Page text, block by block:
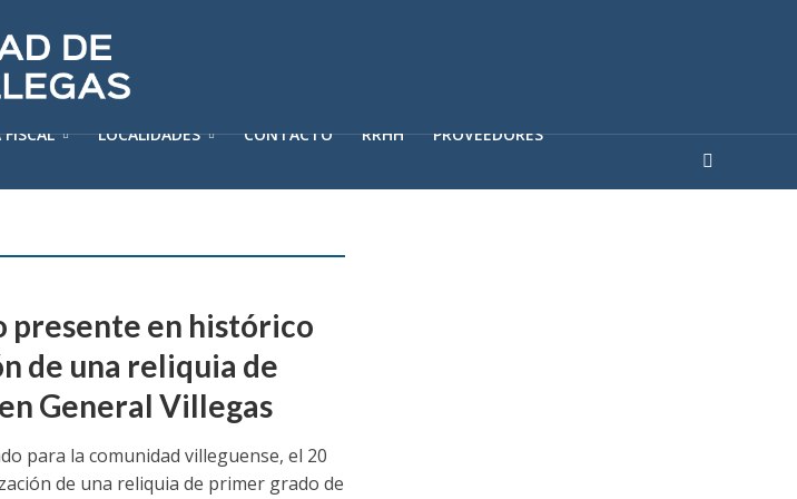
LOCALIDADES CONTACTO RRHH PROVEEDORES
presente en histórico
de una reliquia de
General Villegas
para la comunidad villeguense, el 20
de una reliquia de primer grado de